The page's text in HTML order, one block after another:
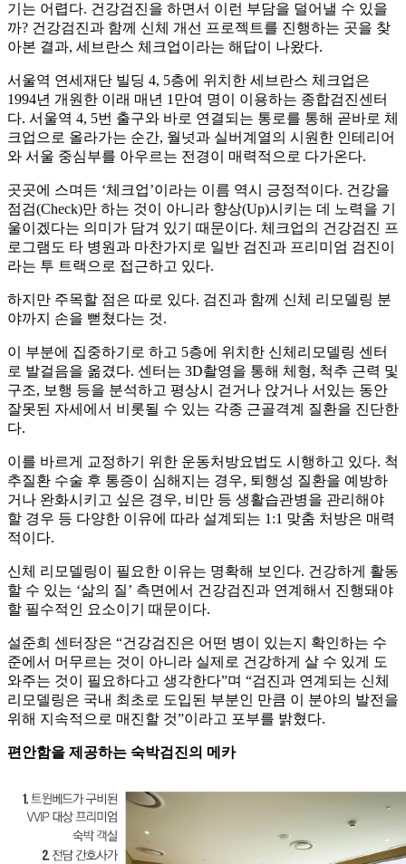
기는 어렵다. 건강검진을 하면서 이런 부담을 덜어낼 수 있을
까? 건강검진과 함께 신체 개선 프로젝트를 진행하는 곳을 찾
아본 결과, 세브란스 체크업이라는 해답이 나왔다.
서울역 연세재단 빌딩 4, 5층에 위치한 세브란스 체크업은
1994년 개원한 이래 매년 1만여 명이 이용하는 종합검진센터
다. 서울역 4, 5번 출구와 바로 연결되는 통로를 통해 곧바로 체
크업으로 올라가는 순간, 월넛과 실버계열의 시원한 인테리어
와 서울 중심부를 아우르는 전경이 매력적으로 다가온다.
곳곳에 스며든 ‘체크업’이라는 이름 역시 긍정적이다. 건강을
점검(Check)만 하는 것이 아니라 향상(Up)시키는 데 노력을 기
울이겠다는 의미가 담겨 있기 때문이다. 체크업의 건강검진 프
로그램도 타 병원과 마찬가지로 일반 검진과 프리미엄 검진이
라는 투 트랙으로 접근하고 있다.
하지만 주목할 점은 따로 있다. 검진과 함께 신체 리모델링 분
야까지 손을 뻗쳤다는 것.
이 부분에 집중하기로 하고 5층에 위치한 신체리모델링 센터
로 발걸음을 옮겼다. 센터는 3D촬영을 통해 체형, 척추 근력 및
구조, 보행 등을 분석하고 평상시 걷거나 앉거나 서있는 동안
잘못된 자세에서 비롯될 수 있는 각종 근골격계 질환을 진단한
다.
이를 바르게 교정하기 위한 운동처방요법도 시행하고 있다. 척
추질환 수술 후 통증이 심해지는 경우, 퇴행성 질환을 예방하
거나 완화시키고 싶은 경우, 비만 등 생활습관병을 관리해야
할 경우 등 다양한 이유에 따라 설계되는 1:1 맞춤 처방은 매력
적이다.
신체 리모델링이 필요한 이유는 명확해 보인다. 건강하게 활동
할 수 있는 ‘삶의 질’ 측면에서 건강검진과 연계해서 진행돼야
할 필수적인 요소이기 때문이다.
설준희 센터장은 “건강검진은 어떤 병이 있는지 확인하는 수
준에서 머무르는 것이 아니라 실제로 건강하게 살 수 있게 도
와주는 것이 필요하다고 생각한다”며 “검진과 연계되는 신체
리모델링은 국내 최초로 도입된 부분인 만큼 이 분야의 발전을
위해 지속적으로 매진할 것”이라고 포부를 밝혔다.
편안함을 제공하는 숙박검진의 메카